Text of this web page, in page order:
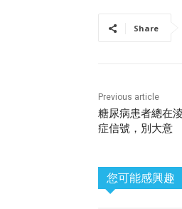
Share
Previous article
糖尿病患者總在
症信號，別大意
您可能感興趣